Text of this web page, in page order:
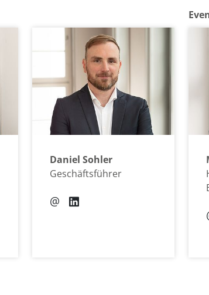
Daniel Sohler
Geschäftsführer
@